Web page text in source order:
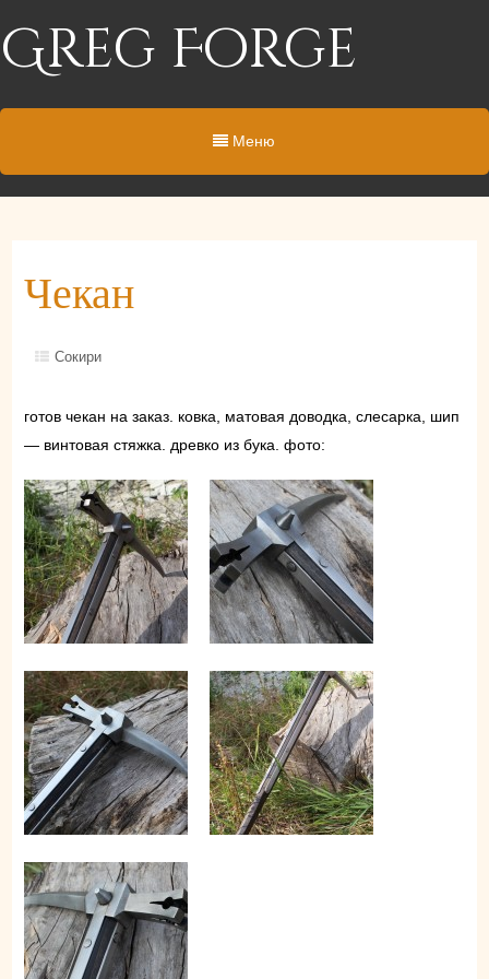
Greg Forge
Меню
Чекан
Сокири
готов чекан на заказ. ковка, матовая доводка, слесарка, шип
— винтовая стяжка. древко из бука. фото: